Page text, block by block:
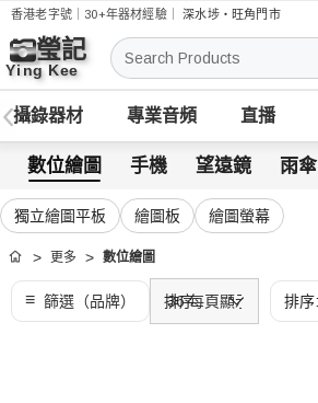
香港老字號｜30+年器材經驗｜深水埗・旺角門市
搜
索
攝錄器材 專業音頻 直播
數位繪圖 手機 望遠鏡 雨傘
獨立繪圖平板 繪圖板 繪圖螢幕
首頁 更多 數位繪圖